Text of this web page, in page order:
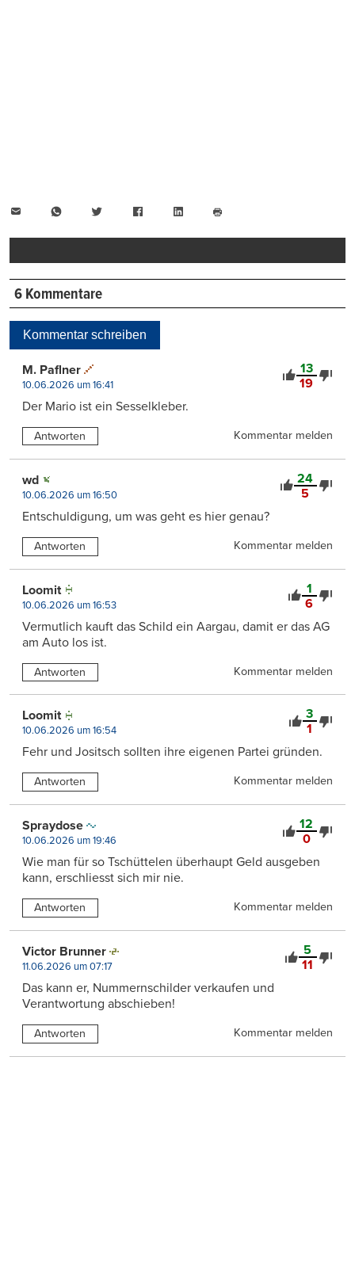
WhatsAppTwitter FacebookLinkedIn
drucken
6 Kommentare
Kommentar schreiben
13
19
M. Paflner
10.06.2026 um 16:41
Der Mario ist ein Sesselkleber.
Antworten Kommentar melden
24
5
wd
10.06.2026 um 16:50
Entschuldigung, um was geht es hier genau?
Antworten Kommentar melden
1
6
Loomit
10.06.2026 um 16:53
Vermutlich kauft das Schild ein Aargau, damit er das AG
am Auto los ist.
Antworten Kommentar melden
3
1
Loomit
10.06.2026 um 16:54
Fehr und Jositsch sollten ihre eigenen Partei gründen.
Antworten Kommentar melden
12
0
Spraydose
10.06.2026 um 19:46
Wie man für so Tschüttelen überhaupt Geld ausgeben
kann, erschliesst sich mir nie.
Antworten Kommentar melden
5
11
Victor Brunner
11.06.2026 um 07:17
Das kann er, Nummernschilder verkaufen und
Verantwortung abschieben!
Antworten Kommentar melden